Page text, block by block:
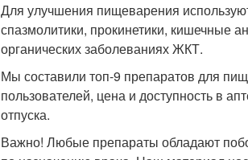
Для улучшения пищеварения
спазмолитики, прокинетики, кишечные
органических заболеваниях ЖКТ.
Мы составили топ-9 препаратов для
пользователей, цена и доступность в
отпуска.
Важно! Любые препараты обладают